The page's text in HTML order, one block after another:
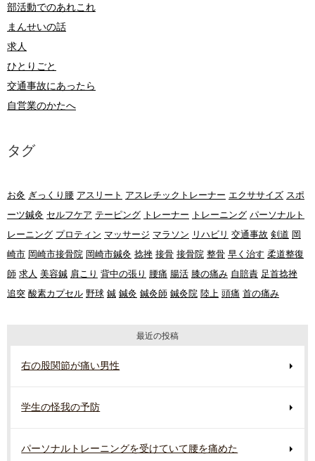
部活動でのあれこれ
まんせいの話
求人
ひとりごと
交通事故にあったら
自営業のかたへ
タグ
お灸 ぎっくり腰 アスリート アスレチックトレーナー エクササイズ スポ
ーツ鍼灸 セルフケア テーピング トレーナー トレーニング パーソナルト
レーニング プロティン マッサージ マラソン リハビリ 交通事故 剣道 岡
崎市 岡崎市接骨院 岡崎市鍼灸 捻挫 接骨 接骨院 整骨 早く治す 柔道整復
師 求人 美容鍼 肩こり 背中の張り 腰痛 腸活 膝の痛み 自賠責 足首捻挫
追突 酸素カプセル 野球 鍼 鍼灸 鍼灸師 鍼灸院 陸上 頭痛 首の痛み
最近の投稿
右の股関節が痛い男性
学生の怪我の予防
パーソナルトレーニングを受けていて腰を痛めた